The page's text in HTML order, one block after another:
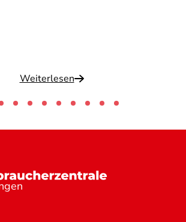
Weiterlesen